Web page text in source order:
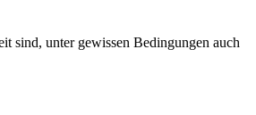
sind, unter gewissen Bedingungen auch